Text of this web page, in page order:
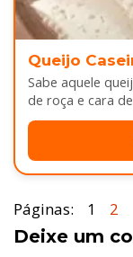
Queijo
Sabe aquele
de roça e cara
Páginas: 1 2
Deixe um